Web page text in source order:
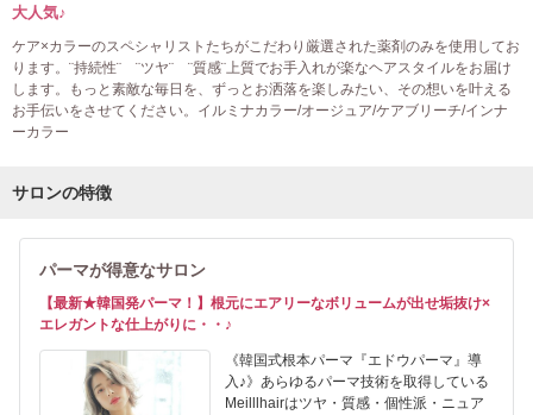
大人気♪
ケア×カラーのスペシャリストたちがこだわり厳選された薬剤のみを使用してお
ります。¨持続性¨ ¨ツヤ¨ ¨質感¨上質でお手入れが楽なヘアスタイルをお届け
します。もっと素敵な毎日を、ずっとお洒落を楽しみたい、その想いを叶える
お手伝いをさせてください。イルミナカラー/オージュア/ケアブリーチ/インナ
ーカラー
サロンの特徴
パーマが得意なサロン
【最新★韓国発パーマ！】根元にエアリーなボリュームが出せ垢抜け×
エレガントな仕上がりに・・♪
《韓国式根本パーマ『エドウパーマ』導
入♪》あらゆるパーマ技術を取得している
Meilllhairはツヤ・質感・個性派・ニュア